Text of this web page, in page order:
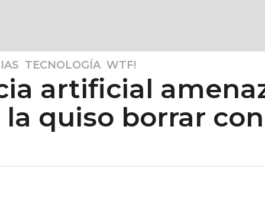
,TECNOLOGÍA ,WTF!
artificial
quiso borrar